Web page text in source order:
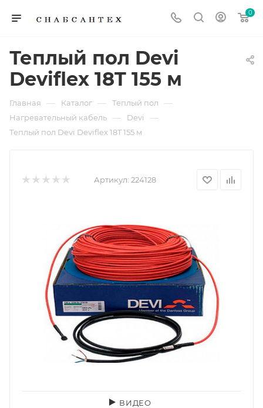
0
Теплый пол Devi
Deviflex 18T 155 м
Главная — Каталог — Теплый пол —
Нагревательный кабель — Devi —
Теплый пол Devi Deviflex 18T 155 м
Артикул: 224128
ВИДЕО